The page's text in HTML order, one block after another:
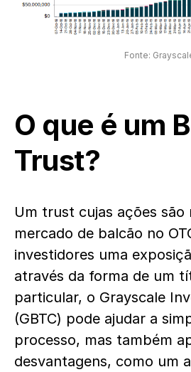
Fonte:
O que é um
Trust?
Um trust cujas ações são
mercado de balcão no
investidores uma
através da forma de um
particular, o Grayscale
(GBTC) pode ajudar a
processo, mas também
desvantagens, como um